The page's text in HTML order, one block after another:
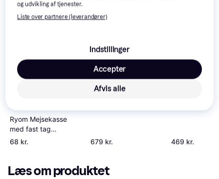
Ryom Mejsekasse
med fast tag
12x14x30cm
68 kr.
Ryom Panorama
Fuglefoderhus På Fod
679 kr.
Multiholk Red
469 kr.
Læs om produktet
og udvikling af tjenester.
Liste over partnere (leverandører)
Indstillinger
Afvis alle
Accepter